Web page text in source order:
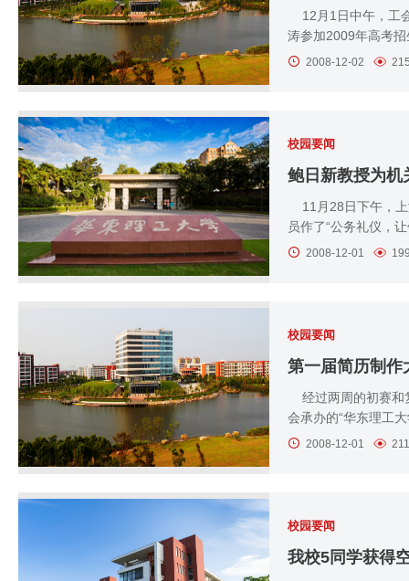
12月1日中午，工
涛参加2009年高考
2008-12-02
校园要闻
鲍日新教授为机
11月28日下午，上
员作了“公务礼仪，
2008-12-01
校园要闻
第一届简历制作
经过两周的初赛和
会承办的“华东理工
2008-12-01
校园要闻
我校5同学获得